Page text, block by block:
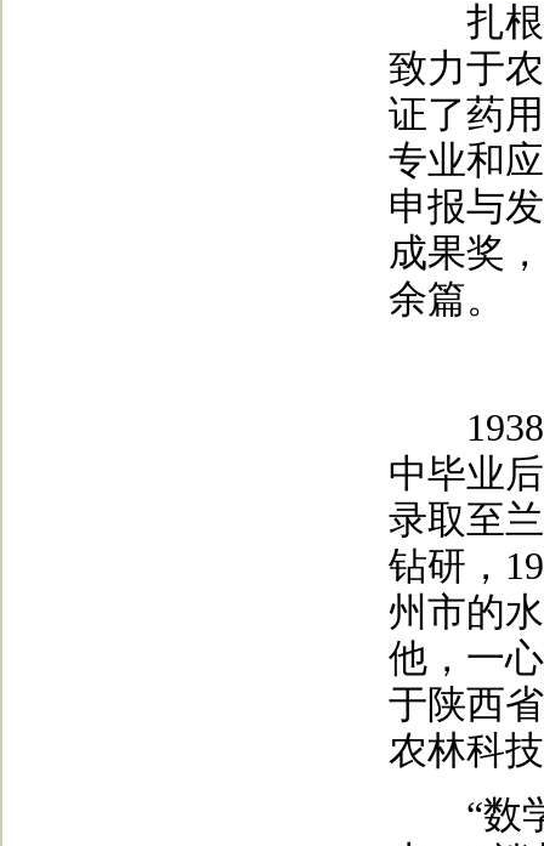
扎根
致力于
证了药
专业和
申报与
成果奖
余篇。
1938
中毕业
录取至
钻研，
州市的
他，一
于陕西
农林科
“数学